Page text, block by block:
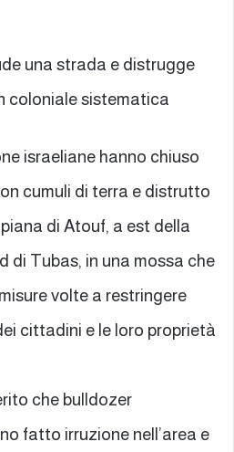
una strada e distrugge
coloniale sistematica
israeliane hanno chiuso
cumuli di terra e distrutto
di Atouf, a est della
di Tubas, in una mossa che
volte a restringere
cittadini e le loro proprietà
che bulldozer
fatto irruzione nell’area e